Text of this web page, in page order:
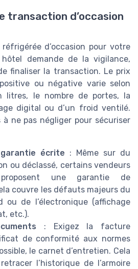
transaction d’occasion
d’occasion pour votre
demande de la vigilance,
finaliser la transaction. Le prix
ou négative varie selon
litres, le nombre de portes, la
digital ou d’un froid ventilé.
ne pas négliger pour sécuriser
garantie écrite : Même sur du
ou déclassé, certains vendeurs
proposent une garantie de
couvre les défauts majeurs du
ou de l’électronique (affichage
etc.).
: Exigez la facture
de conformité aux normes
le carnet d’entretien. Cela
l’historique de l’armoire